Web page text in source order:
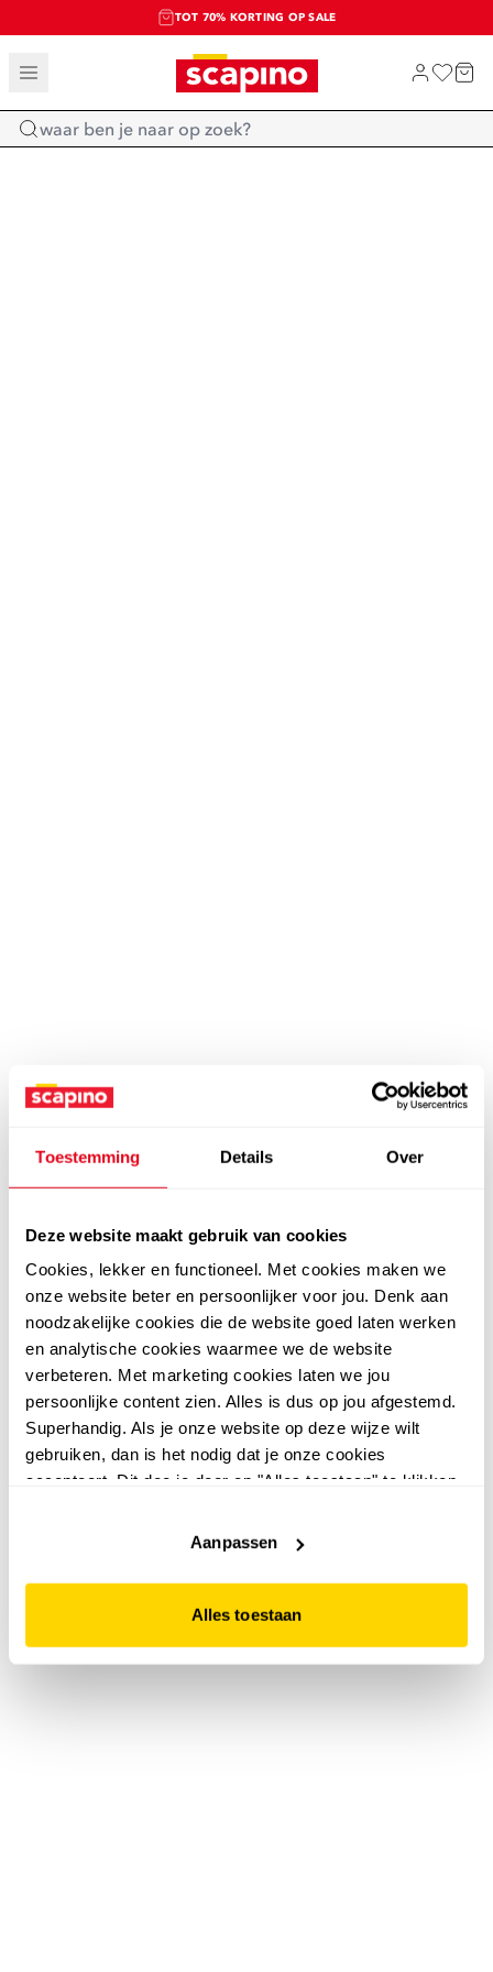
Toestemming Details Over
Deze website maakt gebruik van cookies
Cookies, lekker en functioneel. Met cookies maken we
onze website beter en persoonlijker voor jou. Denk aan
noodzakelijke cookies die de website goed laten werken
en analytische cookies waarmee we de website
verbeteren. Met marketing cookies laten we jou
persoonlijke content zien. Alles is dus op jou afgestemd.
Superhandig. Als je onze website op deze wijze wilt
gebruiken, dan is het nodig dat je onze cookies
accepteert. Dit doe je door op "Alles toestaan" te klikken.
website niet optimaal functioneert.
Aanpassen
Alles toestaan
TOT 70% KORTING OP SALE
SALE: LAATSTE KANS!
SHOP NIEUW
Home